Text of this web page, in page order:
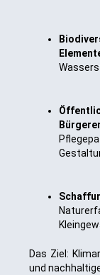
Das Ziel:
und